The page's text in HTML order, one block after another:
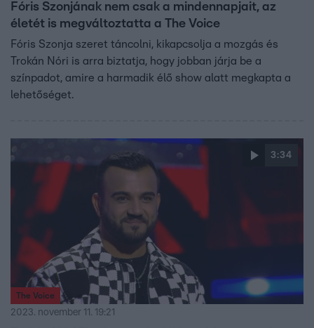
Fóris Szonjának nem csak a mindennapjait, az
életét is megváltoztatta a The Voice
Fóris Szonja szeret táncolni, kikapcsolja a mozgás és
Trokán Nóri is arra biztatja, hogy jobban járja be a
színpadot, amire a harmadik élő show alatt megkapta a
lehetőséget.
3:34
The Voice
2023. november 11. 19:21